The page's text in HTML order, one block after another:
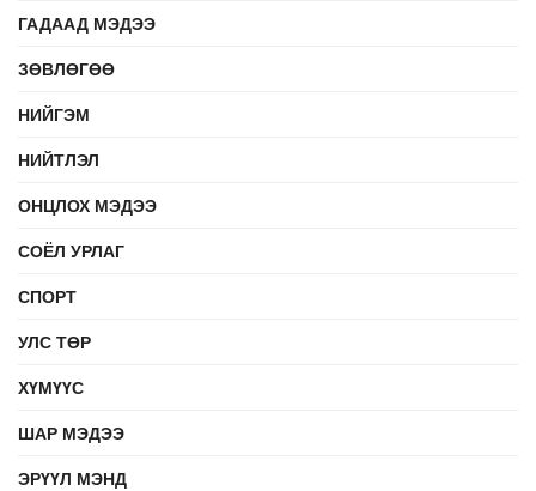
ГАДААД МЭДЭЭ
ЗӨВЛӨГӨӨ
НИЙГЭМ
НИЙТЛЭЛ
ОНЦЛОХ МЭДЭЭ
СОЁЛ УРЛАГ
СПОРТ
УЛС ТӨР
ХҮМҮҮС
ШАР МЭДЭЭ
ЭРҮҮЛ МЭНД